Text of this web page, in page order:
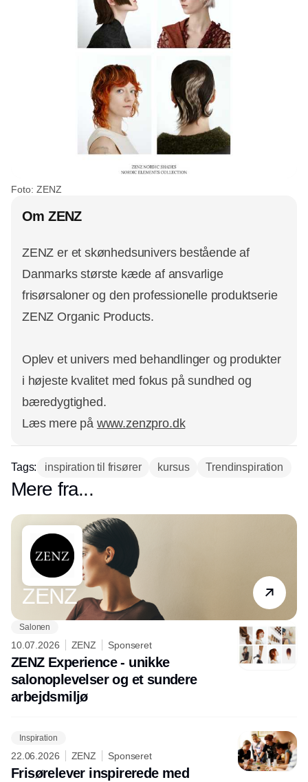
Foto: ZENZ
Om ZENZ
ZENZ er et skønhedsunivers bestående af
Danmarks største kæde af ansvarlige
frisørsaloner og den professionelle produktserie
ZENZ Organic Products.
Oplev et univers med behandlinger og produkter
i højeste kvalitet med fokus på sundhed og
bæredygtighed.
Læs mere på www.zenzpro.dk
Tags: inspiration til frisører kursus Trendinspiration
Mere fra...
Partner
ZENZ
Salonen
10.07.2026 ZENZ Sponseret
ZENZ Experience - unikke
salonoplevelser og et sundere
arbejdsmiljø
Inspiration
22.06.2026 ZENZ Sponseret
Frisørelever inspirerede med